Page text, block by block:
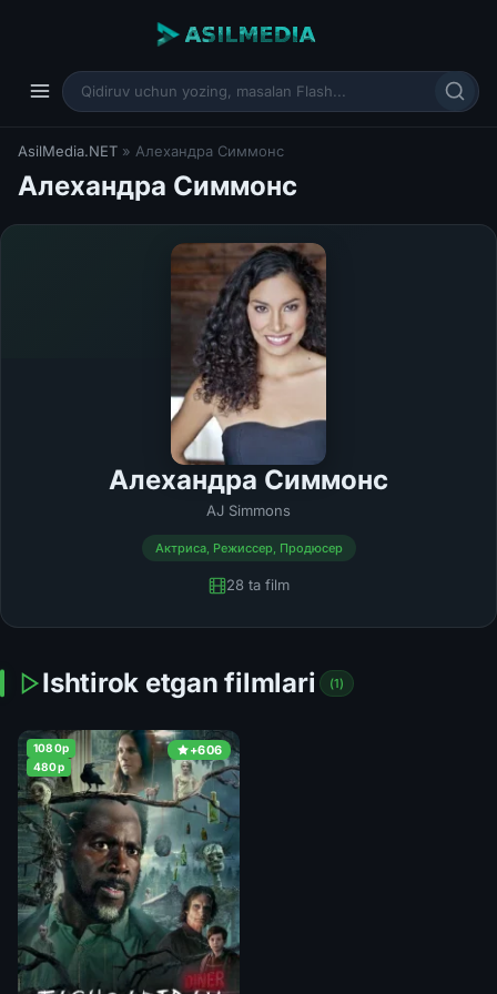
AsilMedia.NET » Алехандра Симмонс
Алехандра Симмонс
Алехандра Симмонс
AJ Simmons
Актриса, Режиссер, Продюсер
28 ta film
Ishtirok etgan filmlari (1)
+606
1080p
480p